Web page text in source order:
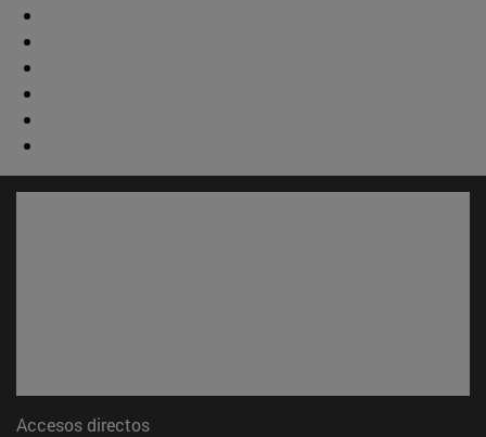
Accesos directos